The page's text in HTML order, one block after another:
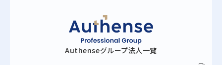
Authenseグループ法人一覧